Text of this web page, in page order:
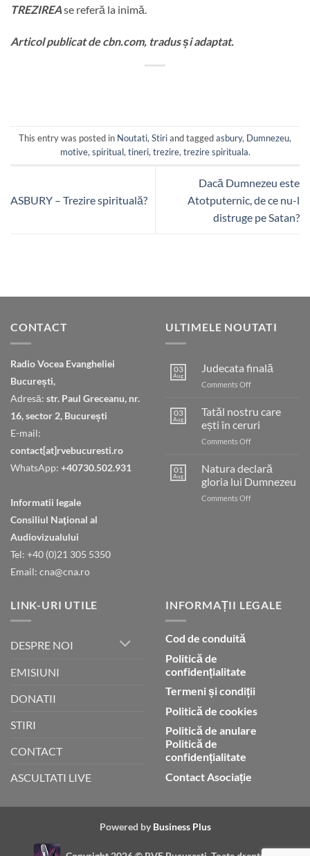
TREZIREAse referă la inimă.
Articol publicat de cbn.com, tradus și adaptat.
This entry was posted in Noutati,Stiriand taggedasbury, Dumnezeu,
motive,spiritual,tineri,trezire,trezire spirituala.
ASBURY – Trezire spirituală?
Dacă Dumnezeu este
Atotputernic, de ce nu-l
distruge pe Satan?
CONTACT
Radio Vocea Evangheliei
București,
Adresă: str. Paul Greceanu, nr.
16, sector 2, București
E-mail:
contact[at]rvebucuresti.ro
WhatsApp: +40730.502.931
Informatii legale
Consiliul Naţional al
Audiovizualului
Tel: +40 (0)21 305 5350
Email: cna@cna.ro
ULTIMELE NOUTATI
03
Aug
Judecata finală
Comments Offon
03
Aug
Tatăl nostru care
ești în ceruri
Comments Offon
nostru
care
ești
în
01
Aug
Natura declară
gloria lui Dumnezeu
Comments Offon
LINK-URI UTILE
DESPRE NOI
EMISIUNI
DONATII
STIRI
CONTACT
ASCULTATI LIVE
INFORMAȚII LEGALE
Cod de conduită
Politică de
confidențialitate
Termeni și condiții
Politică de cookies
Politică de anulare
Politică de
confidențialitate
Contact Asociație
Powered by Business Plus